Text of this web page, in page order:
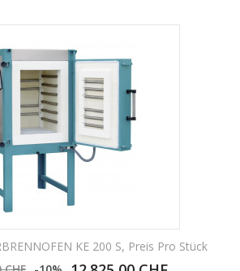
KE 200 S, Preis Pro Stück